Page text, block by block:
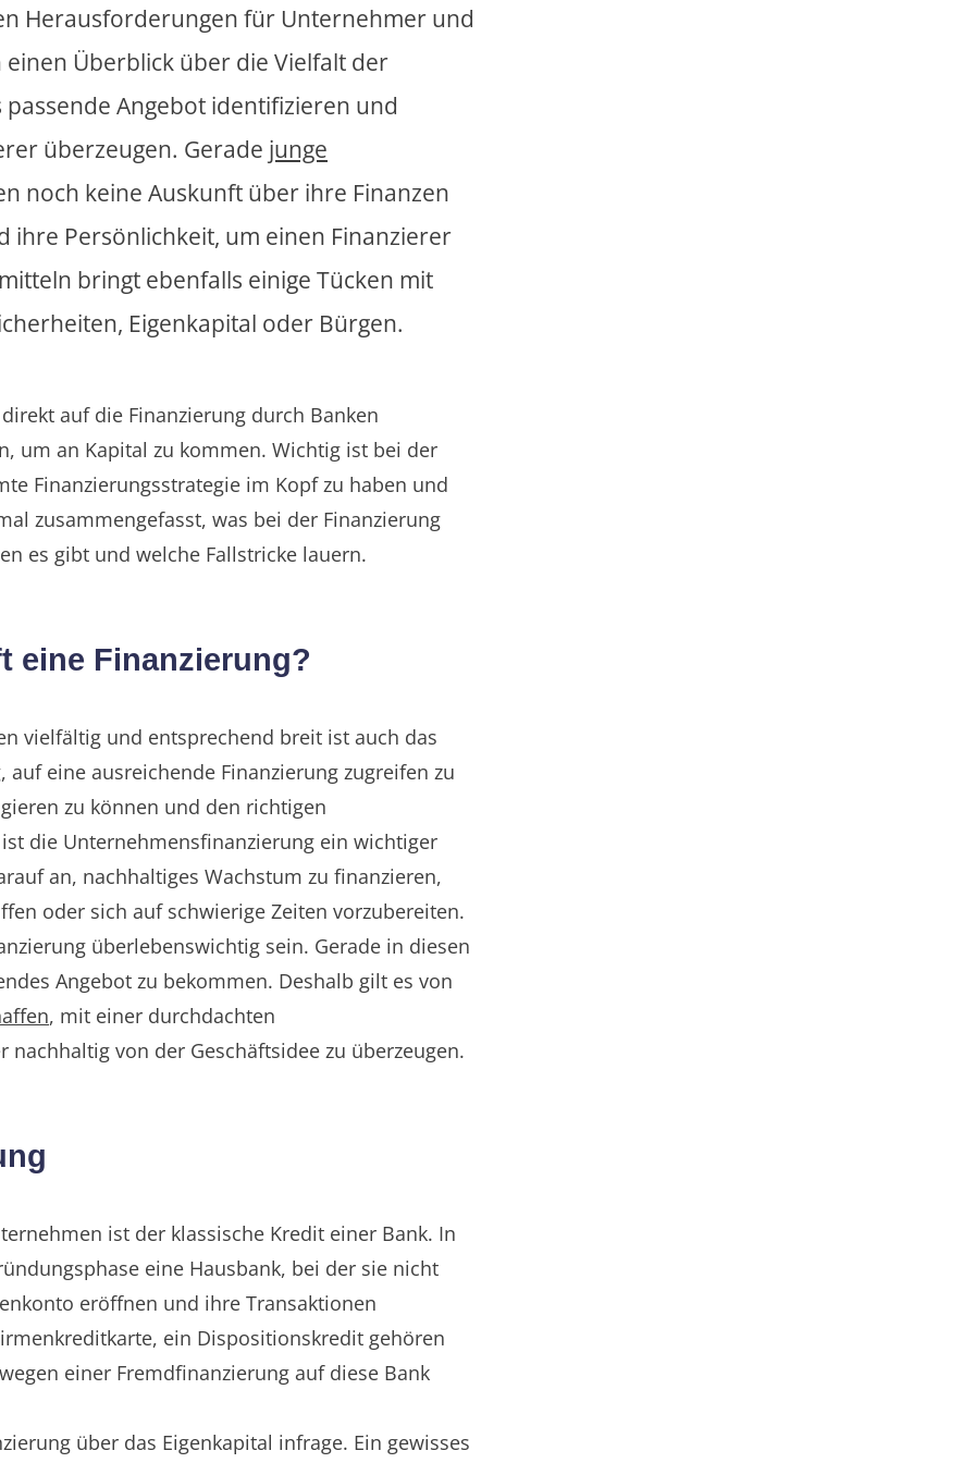
Herausforderungen für Unternehmer und
Überblick über die Vielfalt der
Angebot identifizieren und
überzeugen. Gerade junge
noch keine Auskunft über ihre Finanzen
ihre Persönlichkeit, um einen Finanzierer
bringt ebenfalls einige Tücken mit
Eigenkapital oder Bürgen.
auf die Finanzierung durch Banken
um an Kapital zu kommen. Wichtig ist bei der
Finanzierungsstrategie im Kopf zu haben und
zusammengefasst, was bei der Finanzierung
es gibt und welche Fallstricke lauern.
eine Finanzierung?
vielfältig und entsprechend breit ist auch das
eine ausreichende Finanzierung zugreifen zu
zu können und den richtigen
die Unternehmensfinanzierung ein wichtiger
an, nachhaltiges Wachstum zu finanzieren,
oder sich auf schwierige Zeiten vorzubereiten.
überlebenswichtig sein. Gerade in diesen
Angebot zu bekommen. Deshalb gilt es von
, mit einer durchdachten
von der Geschäftsidee zu überzeugen.
ist der klassische Kredit einer Bank. In
eine Hausbank, bei der sie nicht
eröffnen und ihre Transaktionen
ein Dispositionskredit gehören
einer Fremdfinanzierung auf diese Bank
über das Eigenkapital infrage. Ein gewisses